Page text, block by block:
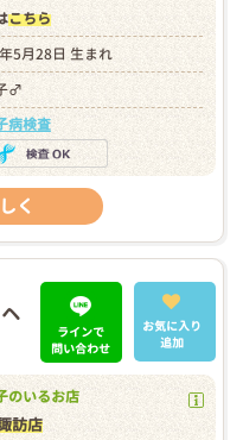
こちら
5月28日 生まれ
♂
病検査
く
ラインで
問い合わせ
お気に入り
追加
のいるお店
訪店